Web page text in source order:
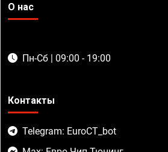
О нас
Пн-Сб | 09:00 - 19:00
Контакты
Telegram: EuroCT_bot